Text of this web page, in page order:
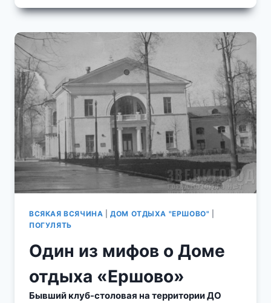
НА
ДОМА
ОТДЫХА
«ЕРШОВО»
НАСЛЕДИЕ
СТАЛИНСКОЙ
ЭПОХИ
ВСЯКАЯ ВСЯЧИНА |ДОМ ОТДЫХА "ЕРШОВО"
ПОГУЛЯТЬ
Один из мифов о Доме
отдыха «Ершово»
Бывший клуб-столовая на территории ДО